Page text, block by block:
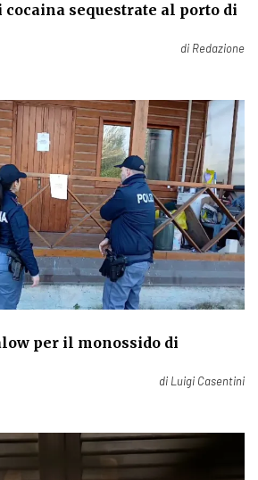
sequestrate al porto di
di Redazione
per il monossido di
di Luigi Casentini